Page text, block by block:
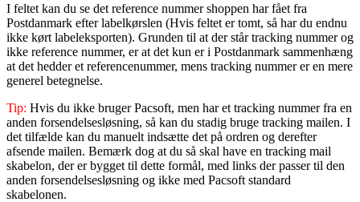
I feltet kan du se det reference nummer shoppen har fået fra
Postdanmark efter labelkørslen (Hvis feltet er tomt, så har du endnu
ikke kørt labeleksporten). Grunden til at der står tracking nummer og
ikke reference nummer, er at det kun er i Postdanmark sammenhæng
at det hedder et referencenummer, mens tracking nummer er en mere
generel betegnelse.
Tip: Hvis du ikke bruger Pacsoft, men har et tracking nummer fra en
anden forsendelsesløsning, så kan du stadig bruge tracking mailen. I
det tilfælde kan du manuelt indsætte det på ordren og derefter
afsende mailen. Bemærk dog at du så skal have en tracking mail
skabelon, der er bygget til dette formål, med links der passer til den
anden forsendelsesløsning og ikke med Pacsoft standard
skabelonen.